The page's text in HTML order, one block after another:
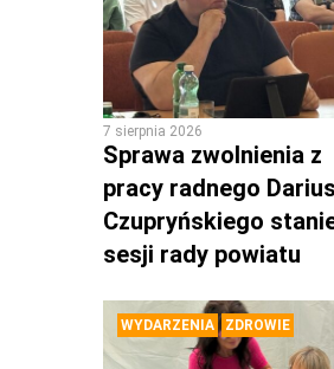
7 sierpnia 2026
Sprawa zwolnienia z
pracy radnego
Czupryńskiego
sesji rady powiatu
WYDARZENIA ZDROWIE